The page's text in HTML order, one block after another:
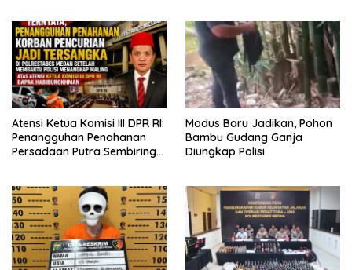
Jemaah dan Pengguna Jalan
Atensi Ketua Komisi III DPR RI:
Penangguhan Penahanan
Persadaan Putra Sembiring
Modus Baru Jadikan, Pohon
Bambu Gudang Ganja
Diungkap Polisi